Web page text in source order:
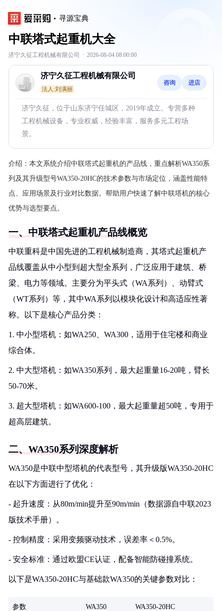
寻源宝典
中联塔式起重机大全
济宁久征工程机械有限公司 · 2026-08-04 08:00:00
济宁久征工程机械有限公司
法人:刘满丽
咨询 进店
济宁久征，位于山东济宁任城区，2019年成立。专营多种
工程机械设备，专业权威，经验丰富，服务多元工程场
景。
介绍： 本文系统介绍中联塔式起重机的产品线，重点解析WA350系
列及其升级型号WA350-20HC的技术参数与市场定位，涵盖性能特
点、应用场景及行业对比数据。帮助用户快速了解中联塔机的核心
优势与选型要点。
一、中联塔式起重机产品线概览
中联重科是中国先进的工程机械制造商，其塔式起重机产
品线覆盖从中小型到超大型全系列，广泛应用于建筑、桥
梁、电力等领域。主要分为平头式（WA系列）、动臂式
（WT系列）等，其中WA系列以模块化设计和高适应性著
称。以下是核心产品分类：
1. 中小型塔机：如WA250、WA300，适用于住宅楼和商业
综合体。
2. 中大型塔机：如WA350系列，最大起重量16-20吨，臂长
50-70米。
3. 超大型塔机：如WA600-100，最大起重量超50吨，专用于
超高层建筑。
二、WA350系列深度解析
WA350是中联中型塔机的代表型号，其升级版WA350-20HC
在以下方面进行了优化：
- 起升速度：从80m/min提升至90m/min（数据源自中联2023
版技术手册）。
- 控制精度：采用变频驱动技术，误差率＜0.5%。
- 安全标准：通过欧盟CE认证，配备智能防碰撞系统。
以下是WA350-20HC与基础款WA350的关键参数对比：
参数 WA350 WA350-20HC